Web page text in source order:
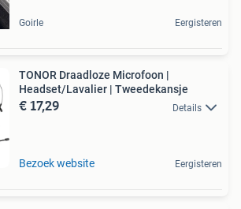
Goirle Eergisteren
TONOR Draadloze Microfoon |
Headset/Lavalier | Tweedekansje
€ 17,29 Details
Bezoek website Eergisteren